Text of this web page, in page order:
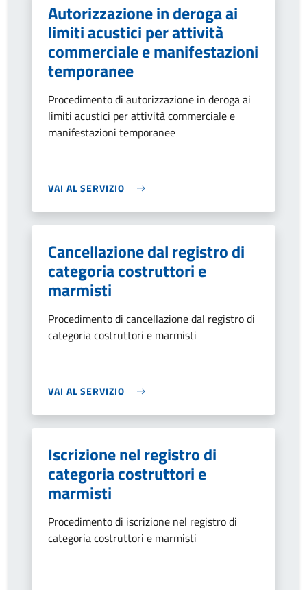
Autorizzazione in deroga ai
limiti acustici per attività
commerciale e manifestazioni
temporanee
Procedimento di autorizzazione in deroga ai
limiti acustici per attività commerciale e
manifestazioni temporanee
VAI AL SERVIZIO
Cancellazione dal registro di
categoria costruttori e
marmisti
Procedimento di cancellazione dal registro di
categoria costruttori e marmisti
VAI AL SERVIZIO
Iscrizione nel registro di
categoria costruttori e
marmisti
Procedimento di iscrizione nel registro di
categoria costruttori e marmisti